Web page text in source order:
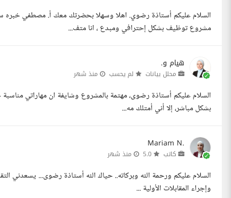
مشروع توظيف بشكل إحترافي ومبدع ، انا متف...
هيام و.
محلل بيانات لم يحسب منذ شهر
السلام عليكم أستاذة رضوى، مهتمة بالمشروع وشايفة ان مهاراتي
بشكل مباشر، إلا أني أمتلك مه...
Mariam N.
كاتب منذ شهر
السلام عليكم ورحمة الله وبركاته.. حياك الله أستاذة رضوى... يسعدني
وإجراء المقابلات الأولية ...